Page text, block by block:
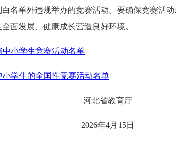
名单外违规举办的竞赛活动。要确保竞赛活
面发展、健康成长营造良好环境。
中小学生竞赛活动名单
小学生的全国性竞赛活动名单
河北省教育厅
2026年4月15日